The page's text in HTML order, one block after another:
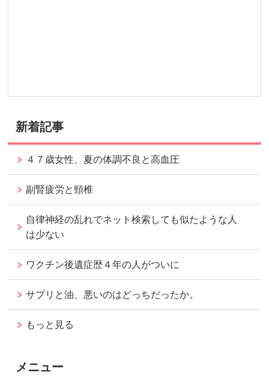
新着記事
４７歳女性、夏の体調不良と高血圧
副腎疲労と頸椎
自律神経の乱れでネット検索しても似たような人
は少ない
ワクチン後遺症歴４年の人がついに
サプリと油、悪いのはどっちだったか。
もっと見る
メニュー